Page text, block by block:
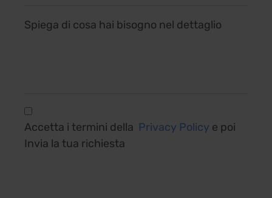
Spiega di cosa hai bisogno nel dettaglio
Accetta i termini della Privacy Policy e poi
Invia la tua richiesta